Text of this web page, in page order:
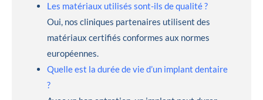
Les matériaux utilisés sont-ils de qualité ?
Oui, nos cliniques partenaires utilisent des
matériaux certifiés conformes aux normes
européennes.
Quelle est la durée de vie d’un implant dentaire
?